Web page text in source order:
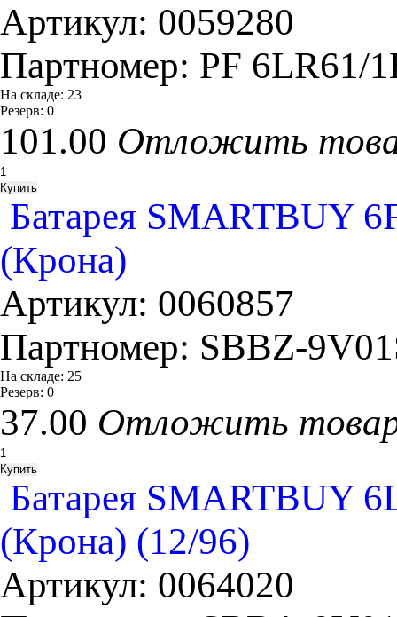
Артикул: 0059280
Партномер: PF 6LR61/
На складе: 23
Резерв: 0
101.00 Отложить
Батарея SMARTBUY
(Крона)
Артикул: 0060857
Партномер: SBBZ-
На складе: 25
Резерв: 0
37.00 Отложить
Батарея SMARTBUY
(Крона) (12/96)
Артикул: 0064020